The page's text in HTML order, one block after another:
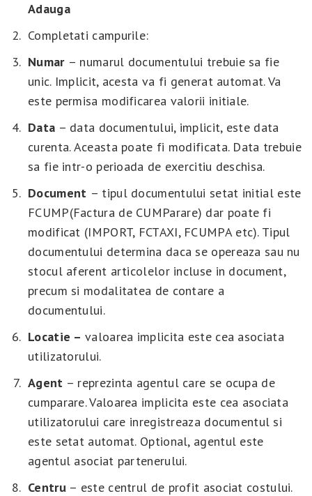
Adauga
Completati campurile:
Numar – numarul documentului trebuie sa fie
unic. Implicit, acesta va fi generat automat. Va
este permisa modificarea valorii initiale.
Data – data documentului, implicit, este data
curenta. Aceasta poate fi modificata. Data trebuie
sa fie intr-o perioada de exercitiu deschisa.
Document – tipul documentului setat initial este
FCUMP(Factura de CUMParare) dar poate fi
modificat (IMPORT, FCTAXI, FCUMPA etc). Tipul
documentului determina daca se opereaza sau nu
stocul aferent articolelor incluse in document,
precum si modalitatea de contare a
documentului.
Locatie – valoarea implicita este cea asociata
utilizatorului.
Agent – reprezinta agentul care se ocupa de
cumparare. Valoarea implicita este cea asociata
utilizatorului care inregistreaza documentul si
este setat automat. Optional, agentul este
agentul asociat partenerului.
Centru– este centrul de profit asociat costului.